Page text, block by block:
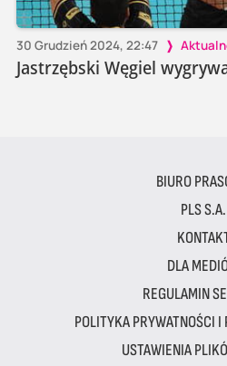
30 Grudzień 2024, 22:47
Jastrzębski Węgiel
BIURO
PLS S.A.
DLA
REGULAMIN
POLITYKA PRYWATNOŚCI
USTAWIENIA